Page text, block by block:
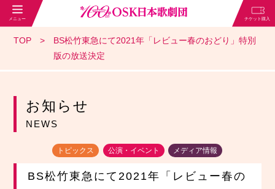
TOP
BS松竹東急にて2021年「レビュー春のおどり」特別
版の放送決定
お知らせ
NEWS
トピックス 公演・イベント メディア情報
BS松竹東急にて2021年「レビュー春の